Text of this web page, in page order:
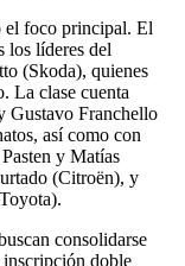
el foco principal. El
los líderes del
(Skoda), quienes
La clase cuenta
Gustavo Franchello
así como con
y Matías
(Citroën), y
consolidarse
doble